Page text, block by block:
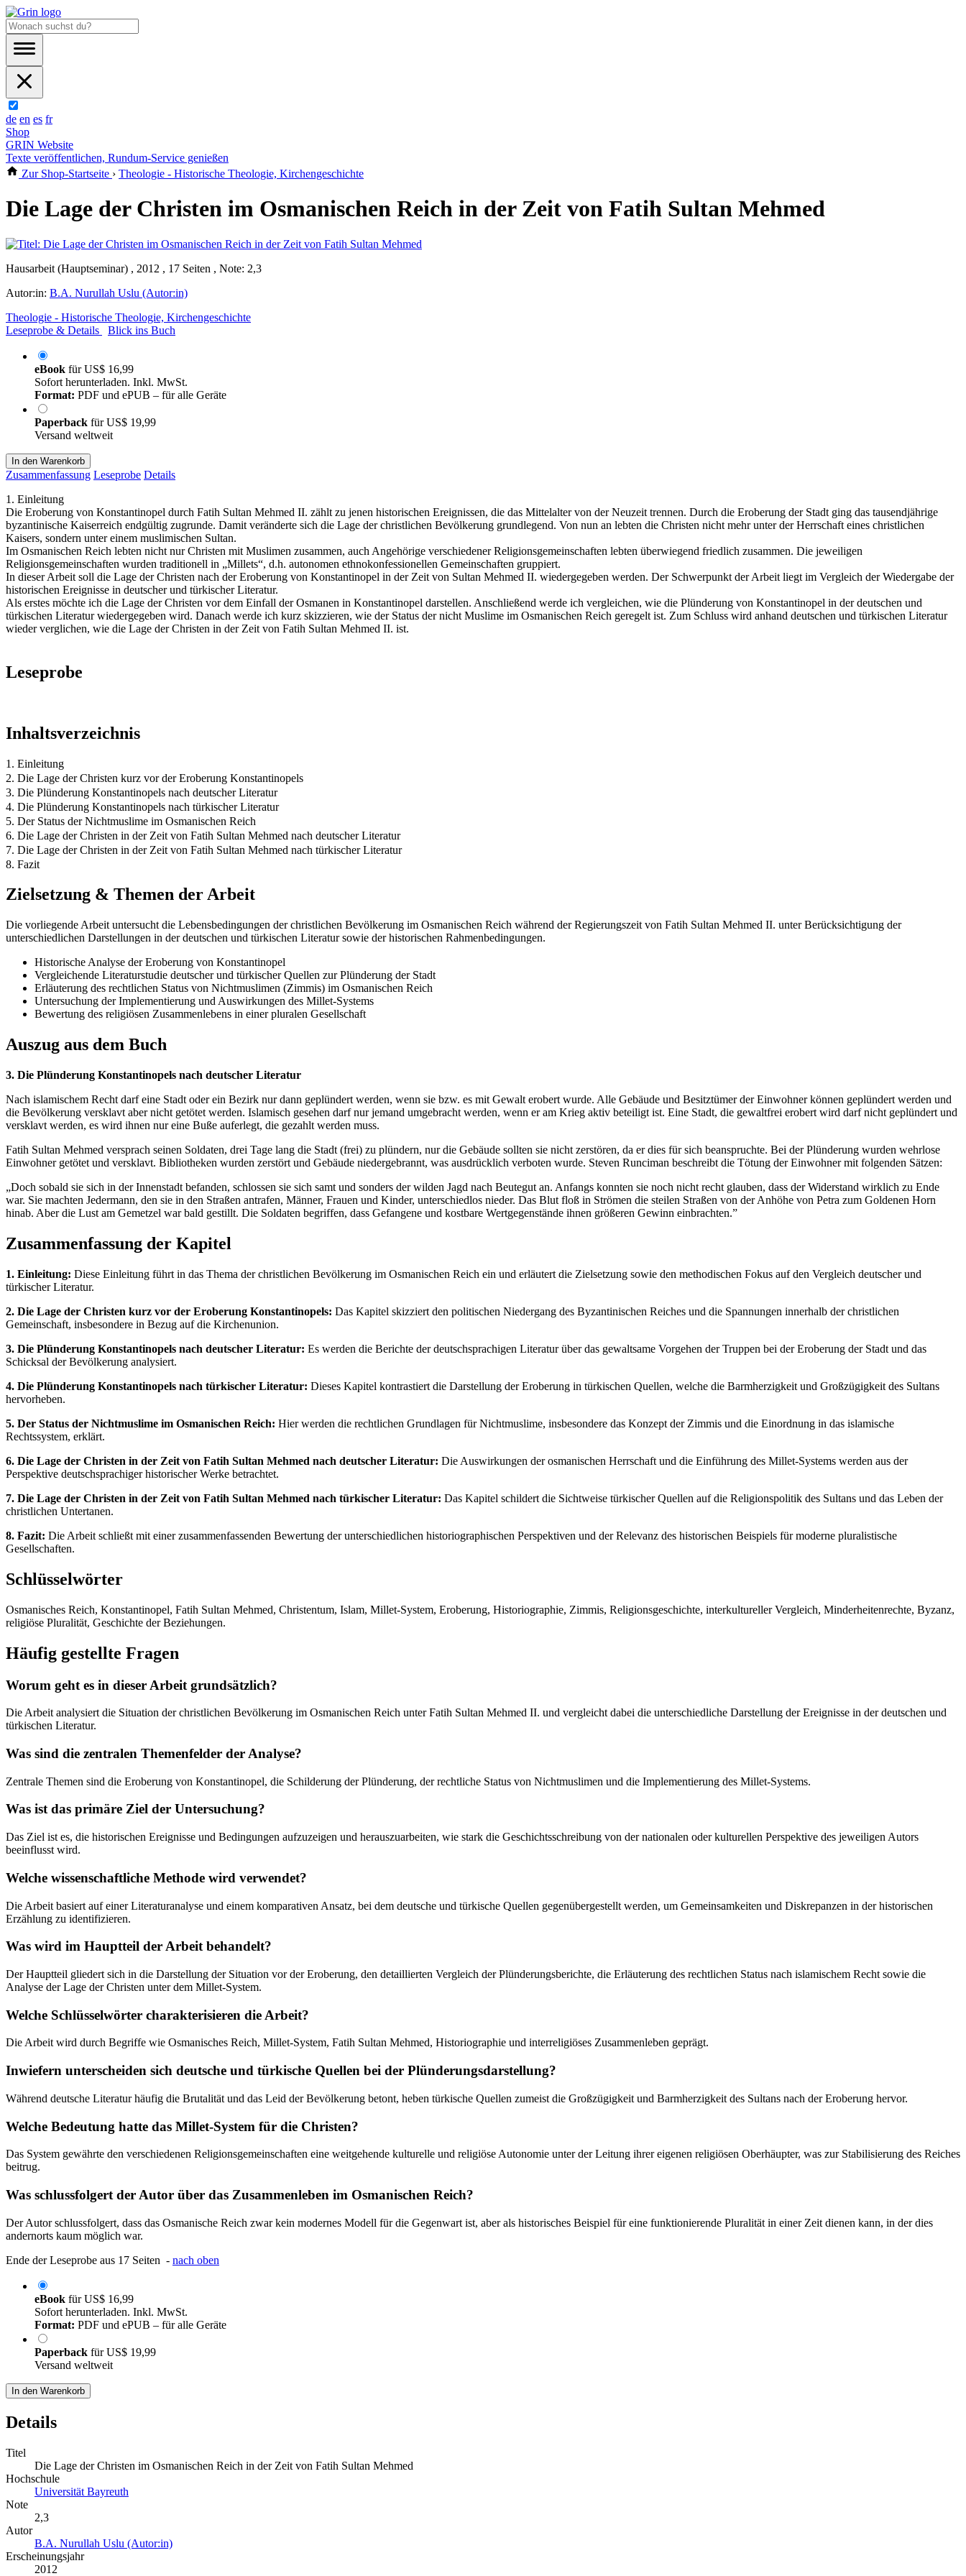
de en es fr
Shop
GRIN Website
Texte veröffentlichen, Rundum-Service genießen
Zur Shop-Startseite › Theologie - Historische Theologie, Kirchengeschichte
Die Lage der Christen im Osmanischen Reich in der Zeit von Fatih Sultan Mehmed
Hausarbeit (Hauptseminar) , 2012 , 17 Seiten , Note: 2,3
Autor:in: B.A. Nurullah Uslu (Autor:in)
Theologie - Historische Theologie, Kirchengeschichte
Leseprobe & Details
Blick ins Buch
eBook fürUS$ 16,99
Sofort herunterladen. Inkl. MwSt.
Format: PDF und ePUB – für alle Geräte
Paperback fürUS$ 19,99
Versand weltweit
In den Warenkorb
Zusammenfassung Leseprobe Details
1. Einleitung
Die Eroberung von Konstantinopel durch Fatih Sultan Mehmed II. zählt zu jenen historischen Ereignissen, die das Mittelalter von der Neuzeit trennen. Durch die Eroberung der Stadt ging das tausendjährige
byzantinische Kaiserreich endgültig zugrunde. Damit veränderte sich die Lage der christlichen Bevölkerung grundlegend. Von nun an lebten die Christen nicht mehr unter der Herrschaft eines christlichen
Kaisers, sondern unter einem muslimischen Sultan.
Im Osmanischen Reich lebten nicht nur Christen mit Muslimen zusammen, auch Angehörige verschiedener Religionsgemeinschaften lebten überwiegend friedlich zusammen. Die jeweiligen
Religionsgemeinschaften wurden traditionell in „Millets“, d.h. autonomen ethnokonfessionellen Gemeinschaften gruppiert.
In dieser Arbeit soll die Lage der Christen nach der Eroberung von Konstantinopel in der Zeit von Sultan Mehmed II. wiedergegeben werden. Der Schwerpunkt der Arbeit liegt im Vergleich der Wiedergabe der
historischen Ereignisse in deutscher und türkischer Literatur.
Als erstes möchte ich die Lage der Christen vor dem Einfall der Osmanen in Konstantinopel darstellen. Anschließend werde ich vergleichen, wie die Plünderung von Konstantinopel in der deutschen und
türkischen Literatur wiedergegeben wird. Danach werde ich kurz skizzieren, wie der Status der nicht Muslime im Osmanischen Reich geregelt ist. Zum Schluss wird anhand deutschen und türkischen Literatur
wieder verglichen, wie die Lage der Christen in der Zeit von Fatih Sultan Mehmed II. ist.
Leseprobe
Inhaltsverzeichnis
1. Einleitung
2. Die Lage der Christen kurz vor der Eroberung Konstantinopels
3. Die Plünderung Konstantinopels nach deutscher Literatur
4. Die Plünderung Konstantinopels nach türkischer Literatur
5. Der Status der Nichtmuslime im Osmanischen Reich
6. Die Lage der Christen in der Zeit von Fatih Sultan Mehmed nach deutscher Literatur
7. Die Lage der Christen in der Zeit von Fatih Sultan Mehmed nach türkischer Literatur
8. Fazit
Zielsetzung & Themen der Arbeit
Die vorliegende Arbeit untersucht die Lebensbedingungen der christlichen Bevölkerung im Osmanischen Reich während der Regierungszeit von Fatih Sultan Mehmed II. unter Berücksichtigung der
unterschiedlichen Darstellungen in der deutschen und türkischen Literatur sowie der historischen Rahmenbedingungen.
Historische Analyse der Eroberung von Konstantinopel
Vergleichende Literaturstudie deutscher und türkischer Quellen zur Plünderung der Stadt
Erläuterung des rechtlichen Status von Nichtmuslimen (Zimmis) im Osmanischen Reich
Untersuchung der Implementierung und Auswirkungen des Millet-Systems
Bewertung des religiösen Zusammenlebens in einer pluralen Gesellschaft
Auszug aus dem Buch
3. Die Plünderung Konstantinopels nach deutscher Literatur
Nach islamischem Recht darf eine Stadt oder ein Bezirk nur dann geplündert werden, wenn sie bzw. es mit Gewalt erobert wurde. Alle Gebäude und Besitztümer der Einwohner können geplündert werden und
die Bevölkerung versklavt aber nicht getötet werden. Islamisch gesehen darf nur jemand umgebracht werden, wenn er am Krieg aktiv beteiligt ist. Eine Stadt, die gewaltfrei erobert wird darf nicht geplündert und
versklavt werden, es wird ihnen nur eine Buße auferlegt, die gezahlt werden muss.
Fatih Sultan Mehmed versprach seinen Soldaten, drei Tage lang die Stadt (frei) zu plündern, nur die Gebäude sollten sie nicht zerstören, da er dies für sich beanspruchte. Bei der Plünderung wurden wehrlose
Einwohner getötet und versklavt. Bibliotheken wurden zerstört und Gebäude niedergebrannt, was ausdrücklich verboten wurde. Steven Runciman beschreibt die Tötung der Einwohner mit folgenden Sätzen:
„Doch sobald sie sich in der Innenstadt befanden, schlossen sie sich samt und sonders der wilden Jagd nach Beutegut an. Anfangs konnten sie noch nicht recht glauben, dass der Widerstand wirklich zu Ende
war. Sie machten Jedermann, den sie in den Straßen antrafen, Männer, Frauen und Kinder, unterschiedlos nieder. Das Blut floß in Strömen die steilen Straßen von der Anhöhe von Petra zum Goldenen Horn
hinab. Aber die Lust am Gemetzel war bald gestillt. Die Soldaten begriffen, dass Gefangene und kostbare Wertgegenstände ihnen größeren Gewinn einbrachten.”
Zusammenfassung der Kapitel
1. Einleitung: Diese Einleitung führt in das Thema der christlichen Bevölkerung im Osmanischen Reich ein und erläutert die Zielsetzung sowie den methodischen Fokus auf den Vergleich deutscher und
türkischer Literatur.
2. Die Lage der Christen kurz vor der Eroberung Konstantinopels: Das Kapitel skizziert den politischen Niedergang des Byzantinischen Reiches und die Spannungen innerhalb der christlichen
Gemeinschaft, insbesondere in Bezug auf die Kirchenunion.
3. Die Plünderung Konstantinopels nach deutscher Literatur: Es werden die Berichte der deutschsprachigen Literatur über das gewaltsame Vorgehen der Truppen bei der Eroberung der Stadt und das
Schicksal der Bevölkerung analysiert.
4. Die Plünderung Konstantinopels nach türkischer Literatur: Dieses Kapitel kontrastiert die Darstellung der Eroberung in türkischen Quellen, welche die Barmherzigkeit und Großzügigkeit des Sultans
hervorheben.
5. Der Status der Nichtmuslime im Osmanischen Reich: Hier werden die rechtlichen Grundlagen für Nichtmuslime, insbesondere das Konzept der Zimmis und die Einordnung in das islamische
Rechtssystem, erklärt.
6. Die Lage der Christen in der Zeit von Fatih Sultan Mehmed nach deutscher Literatur: Die Auswirkungen der osmanischen Herrschaft und die Einführung des Millet-Systems werden aus der
Perspektive deutschsprachiger historischer Werke betrachtet.
7. Die Lage der Christen in der Zeit von Fatih Sultan Mehmed nach türkischer Literatur: Das Kapitel schildert die Sichtweise türkischer Quellen auf die Religionspolitik des Sultans und das Leben der
christlichen Untertanen.
8. Fazit: Die Arbeit schließt mit einer zusammenfassenden Bewertung der unterschiedlichen historiographischen Perspektiven und der Relevanz des historischen Beispiels für moderne pluralistische
Gesellschaften.
Schlüsselwörter
Osmanisches Reich, Konstantinopel, Fatih Sultan Mehmed, Christentum, Islam, Millet-System, Eroberung, Historiographie, Zimmis, Religionsgeschichte, interkultureller Vergleich, Minderheitenrechte, Byzanz,
religiöse Pluralität, Geschichte der Beziehungen.
Häufig gestellte Fragen
Worum geht es in dieser Arbeit grundsätzlich?
Die Arbeit analysiert die Situation der christlichen Bevölkerung im Osmanischen Reich unter Fatih Sultan Mehmed II. und vergleicht dabei die unterschiedliche Darstellung der Ereignisse in der deutschen und
türkischen Literatur.
Was sind die zentralen Themenfelder der Analyse?
Zentrale Themen sind die Eroberung von Konstantinopel, die Schilderung der Plünderung, der rechtliche Status von Nichtmuslimen und die Implementierung des Millet-Systems.
Was ist das primäre Ziel der Untersuchung?
Das Ziel ist es, die historischen Ereignisse und Bedingungen aufzuzeigen und herauszuarbeiten, wie stark die Geschichtsschreibung von der nationalen oder kulturellen Perspektive des jeweiligen Autors
beeinflusst wird.
Welche wissenschaftliche Methode wird verwendet?
Die Arbeit basiert auf einer Literaturanalyse und einem komparativen Ansatz, bei dem deutsche und türkische Quellen gegenübergestellt werden, um Gemeinsamkeiten und Diskrepanzen in der historischen
Erzählung zu identifizieren.
Was wird im Hauptteil der Arbeit behandelt?
Der Hauptteil gliedert sich in die Darstellung der Situation vor der Eroberung, den detaillierten Vergleich der Plünderungsberichte, die Erläuterung des rechtlichen Status nach islamischem Recht sowie die
Analyse der Lage der Christen unter dem Millet-System.
Welche Schlüsselwörter charakterisieren die Arbeit?
Die Arbeit wird durch Begriffe wie Osmanisches Reich, Millet-System, Fatih Sultan Mehmed, Historiographie und interreligiöses Zusammenleben geprägt.
Inwiefern unterscheiden sich deutsche und türkische Quellen bei der Plünderungsdarstellung?
Während deutsche Literatur häufig die Brutalität und das Leid der Bevölkerung betont, heben türkische Quellen zumeist die Großzügigkeit und Barmherzigkeit des Sultans nach der Eroberung hervor.
Welche Bedeutung hatte das Millet-System für die Christen?
Das System gewährte den verschiedenen Religionsgemeinschaften eine weitgehende kulturelle und religiöse Autonomie unter der Leitung ihrer eigenen religiösen Oberhäupter, was zur Stabilisierung des Reiches
beitrug.
Was schlussfolgert der Autor über das Zusammenleben im Osmanischen Reich?
Der Autor schlussfolgert, dass das Osmanische Reich zwar kein modernes Modell für die Gegenwart ist, aber als historisches Beispiel für eine funktionierende Pluralität in einer Zeit dienen kann, in der dies
andernorts kaum möglich war.
Ende der Leseprobe aus 17 Seiten - nach oben
eBook fürUS$ 16,99
Sofort herunterladen. Inkl. MwSt.
Format: PDF und ePUB – für alle Geräte
Paperback fürUS$ 19,99
Versand weltweit
In den Warenkorb
Details
Titel
Die Lage der Christen im Osmanischen Reich in der Zeit von Fatih Sultan Mehmed
Hochschule
Universität Bayreuth
Note
2,3
Autor
B.A. Nurullah Uslu (Autor:in)
Erscheinungsjahr
2012